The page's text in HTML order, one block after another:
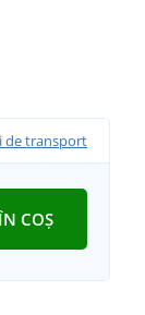
de transport
COȘ